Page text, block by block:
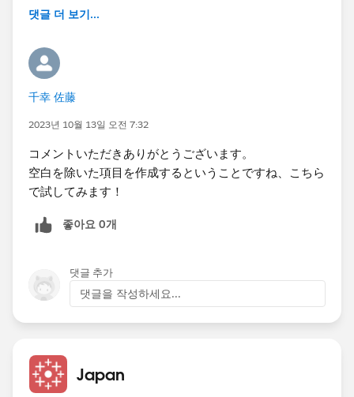
댓글 더 보기...
千幸 佐藤
2023년 10월 13일 오전 7:32
コメントいただきありがとうございます。
空白を除いた項目を作成するということですね、こちら
で試してみます！
좋아요 0개
댓글 추가
댓글을 작성하세요...
Japan